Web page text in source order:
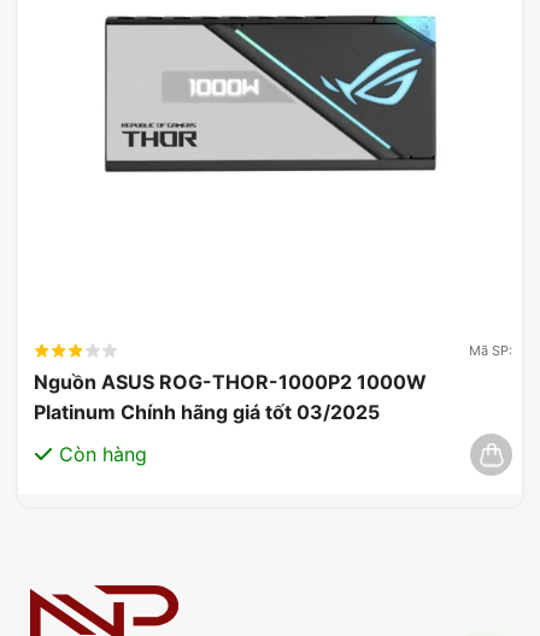
Mã SP:
Nguồn ASUS ROG-THOR-1000P2 1000W
Platinum Chính hãng giá tốt 03/2025
Còn hàng